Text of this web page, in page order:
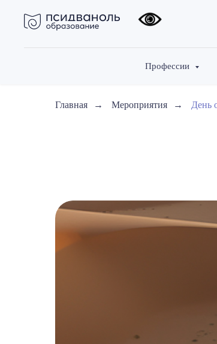
Профессии
Главная → Мероприятия → День